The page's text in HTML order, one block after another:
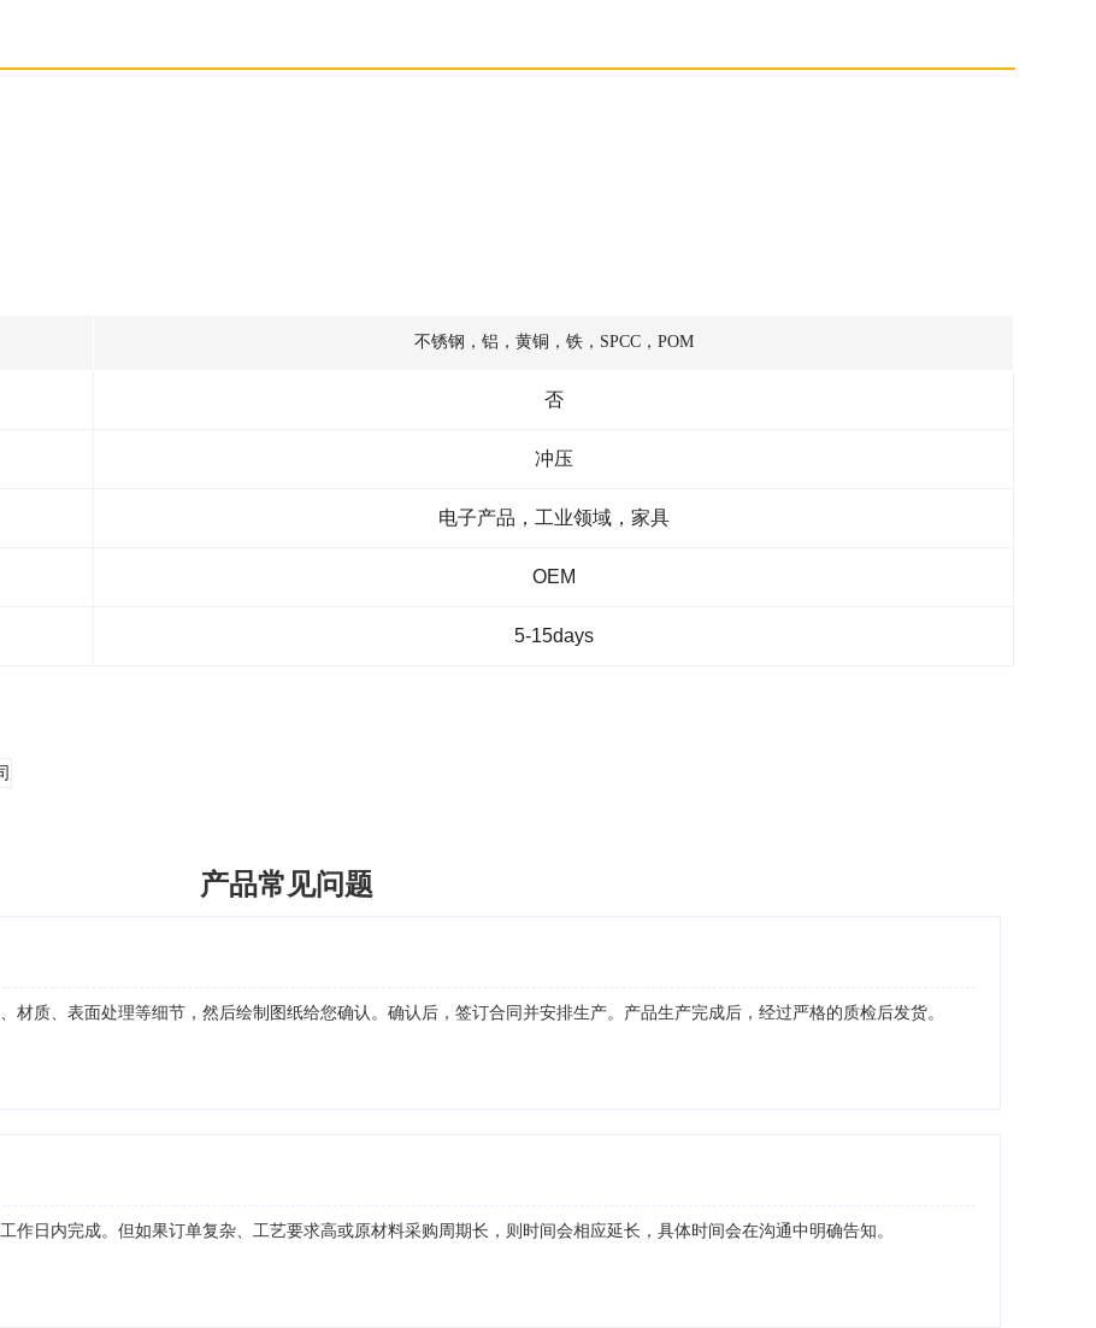
不锈钢，铝，黄铜，铁，SPCC，POM
否
冲压
电子产品，工业领域，家具
OEM
5-15days
产品常见问题
材质、表面处理等细节，然后绘制图纸给您确认。确认后，签订合同并安排生产。产品生产完成后，经过严格的质检后发货。
作日内完成。但如果订单复杂、工艺要求高或原材料采购周期长，则时间会相应延长，具体时间会在沟通中明确告知。